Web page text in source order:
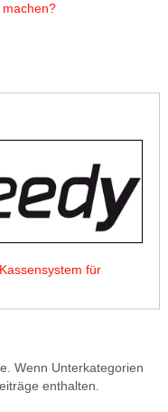
machen?
für
Wenn Unterkategorien
enthalten.